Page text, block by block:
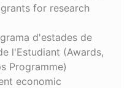
for research
d'estades de
l'Estudiant (Awards,
Programme)
economic